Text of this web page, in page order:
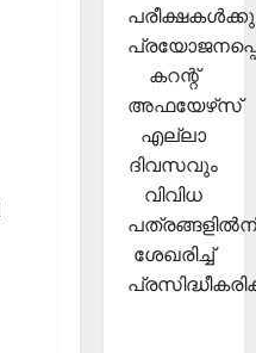
കറന്റ്
അഫയേഴ്‌സ്
എല്ലാ
ദിവസവും
വിവിധ
ശേഖരിച്ച്